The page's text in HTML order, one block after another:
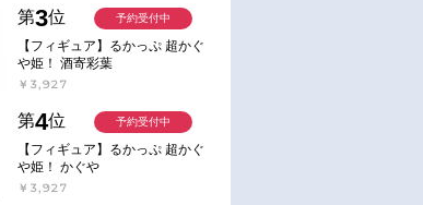
第3位
【フィギュア】るかっぷ 超かぐ
や姫！ 酒寄彩葉
￥3,927
予約受付中
第4位
【フィギュア】るかっぷ 超かぐ
や姫！ かぐや
￥3,927
予約受付中